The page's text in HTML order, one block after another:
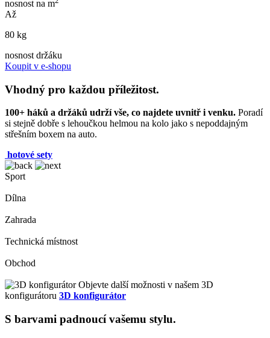
nosnost na m
Až
80 kg
nosnost držáku
Koupit v e-shopu
Vhodný pro každou příležitost.
100+ háků a držáků udrží vše, co najdete uvnitř i venku. Poradí
si stejně dobře s lehoučkou helmou na kolo jako s nepoddajným
střešním boxem na auto.
hotové sety
Sport
Dílna
Zahrada
Technická místnost
Obchod
Objevte další možnosti v našem 3D
konfigurátoru 3D konfigurátor
S barvami padnoucí vašemu stylu.